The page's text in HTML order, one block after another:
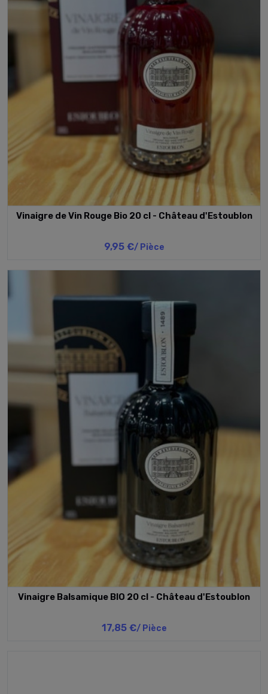
Vinaigre de Vin Rouge Bio 20 cl - Château d'Estoublon
9,95 €/ Pièce
Vinaigre Balsamique BIO 20 cl - Château d'Estoublon
17,85 €/ Pièce